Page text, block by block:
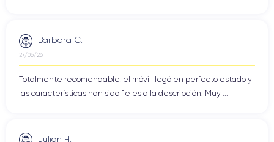
Barbara C.
27/06/26
Totalmente recomendable, el móvil llegó en perfecto estado y
las características han sido fieles a la descripción. Muy ...
Julian H.